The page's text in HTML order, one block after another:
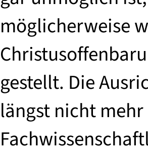
möglicherweise
gestellt. Die
längst nicht